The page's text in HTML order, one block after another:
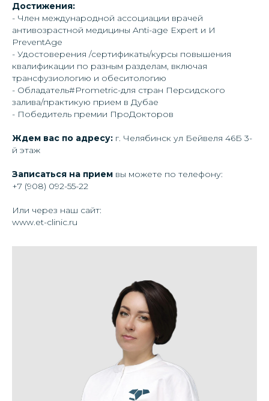
Достижения:
- Член международной ассоциации врачей
антивозрастной медицины Anti-age Expert и И
PreventAge
- Удостоверения /сертификаты/курсы повышения
квалификации по разным разделам, включая
трансфузиологию и обеситологию
- Обладатель#Prometric-для стран Персидского
залива/практикую прием в Дубае
- Победитель премии ПроДокторов
Ждем вас по адресу: г. Челябинск ул Бейвеля 46Б 3-
й этаж
Записаться на прием вы можете по телефону:
+7 (908) 092-55-22
Или через наш сайт:
www.et-clinic.ru